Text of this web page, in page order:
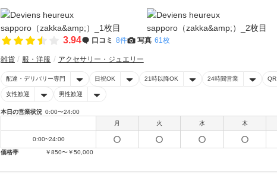
3.94 口コミ 8件 写真 61枚
雑貨 服・洋服 アクセサリー・ジュエリー
配達・デリバリー専門 日祝OK 21時以降OK 24時間営業
女性歓迎 男性歓迎
本日の営業状況 0:00〜24:00
月
火 水 木
0:00~24:00
価格帯
￥850〜￥50,000